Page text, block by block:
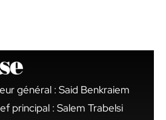
général : Said Benkraiem
principal : Salem Trabelsi